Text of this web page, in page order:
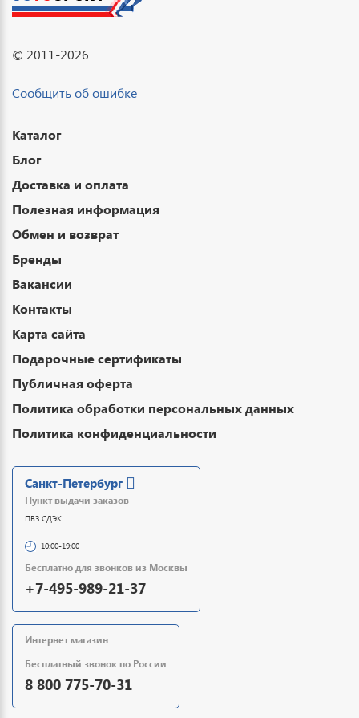
© 2011-2026
Сообщить об ошибке
Каталог
Блог
Доставка и оплата
Полезная информация
Обмен и возврат
Бренды
Вакансии
Контакты
Карта сайта
Подарочные сертификаты
Публичная оферта
Политика обработки персональных данных
Политика конфиденциальности
Санкт-Петербург
Пункт выдачи заказов
ПВЗ СДЭК
10:00-19:00
Бесплатно для звонков из Москвы
+7-495-989-21-37
Интернет магазин
Бесплатный звонок по России
8 800 775-70-31